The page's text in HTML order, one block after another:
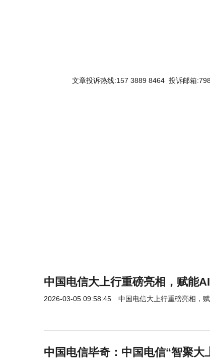
文章投诉热线:157 3889 8464 投诉邮箱
中国电信大上行重磅亮相，赋能
2026-03-05 09:58:45 中国电信大上行重磅亮相，
中国电信毕奇：中国电信“智聚大